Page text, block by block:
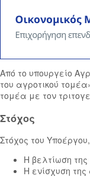
Από το υπουργείο
του αγροτικού
τομέα με τον
Στόχος
Στόχος του
Η βελτίωση
Η ενίσχυση